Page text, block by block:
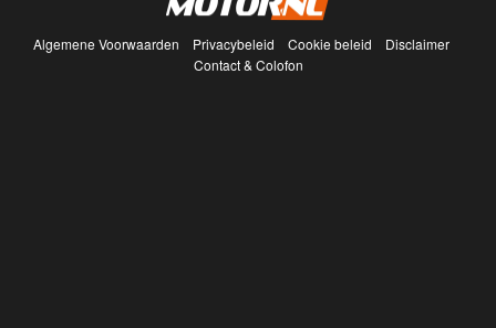
Algemene Voorwaarden Privacybeleid Cookie beleid
Disclaimer
Contact & Colofon